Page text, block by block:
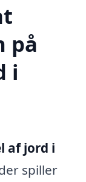
på
i
af jord i
spiller